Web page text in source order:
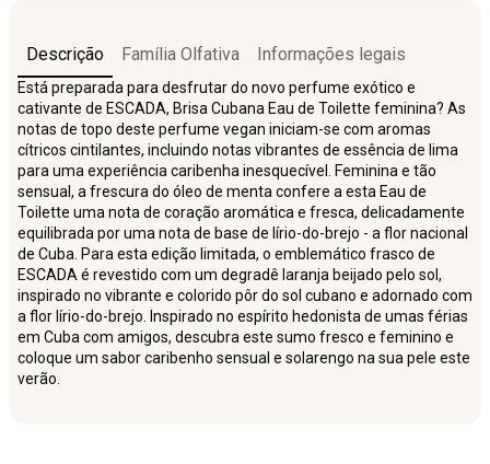
Descrição Família Olfativa Informações legais
Está preparada para desfrutar do novo perfume exótico e
cativante de ESCADA, Brisa Cubana Eau de Toilette feminina? As
notas de topo deste perfume vegan iniciam-se com aromas
cítricos cintilantes, incluindo notas vibrantes de essência de lima
para uma experiência caribenha inesquecível. Feminina e tão
sensual, a frescura do óleo de menta confere a esta Eau de
Toilette uma nota de coração aromática e fresca, delicadamente
equilibrada por uma nota de base de lírio-do-brejo - a flor nacional
de Cuba. Para esta edição limitada, o emblemático frasco de
ESCADA é revestido com um degradê laranja beijado pelo sol,
inspirado no vibrante e colorido pôr do sol cubano e adornado com
a flor lírio-do-brejo. Inspirado no espírito hedonista de umas férias
em Cuba com amigos, descubra este sumo fresco e feminino e
coloque um sabor caribenho sensual e solarengo na sua pele este
verão.